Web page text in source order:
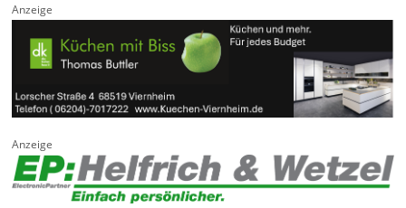
Anzeige
Anzeige